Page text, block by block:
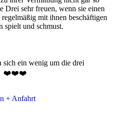
sehr freu­en, wenn sie ein­en
mit ihn­en be­schäf­ti­gen
spie­lt und schmust.
sich ein wenig um die drei
? ❤️❤️❤️
+ Anfahrt